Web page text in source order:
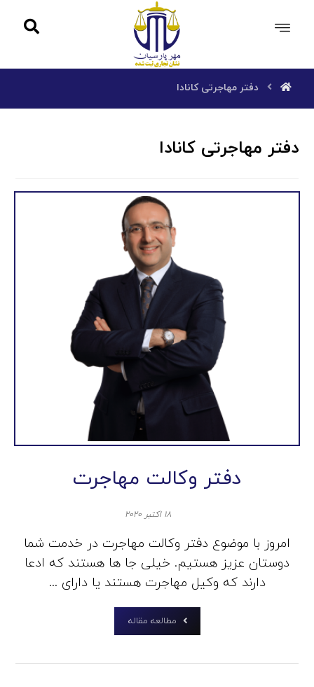
دفتر مهاجرتی کانادا
دفتر مهاجرتی کانادا
دفتر وکالت مهاجرت
۱۸ اکتبر ۲۰۲۰
امروز با موضوع دفتر وکالت مهاجرت در خدمت شما
دوستان عزیز هستیم. خیلی جا ها هستند که ادعا
دارند که وکیل مهاجرت هستند یا دارای ...
مطالعه مقاله